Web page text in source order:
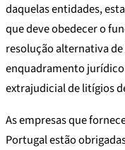
daquelas entidades,
que deve obedecer o
resolução alternativa
enquadramento
extrajudicial de litígios
As empresas que
Portugal estão